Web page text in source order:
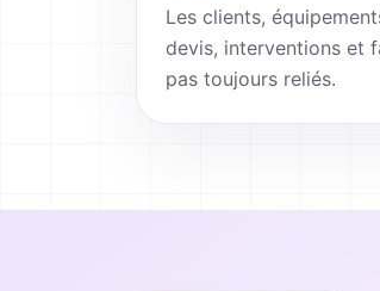
Les clients,
devis, interventions et
pas toujours reliés.